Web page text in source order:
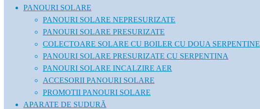
PANOURI SOLARE
PANOURI SOLARE NEPRESURIZATE
PANOURI SOLARE PRESURIZATE
COLECTOARE SOLARE CU BOILER CU DOUA SERPENTINE
PANOURI SOLARE PRESURIZATE CU SERPENTINA
PANOURI SOLARE INCALZIRE AER
ACCESORII PANOURI SOLARE
PROMOTII PANOURI SOLARE
APARATE DE SUDURĂ